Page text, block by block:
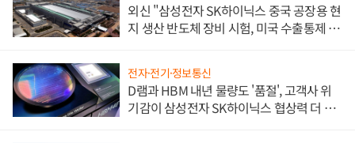
외신 "삼성전자 SK하이닉스 중국 공장용 현
지 생산 반도체 장비 시험, 미국 수출통제 대
전자·전기·정보통신
D램과 HBM 내년 물량도 '품절', 고객사 위
기감이 삼성전자 SK하이닉스 협상력 더 키